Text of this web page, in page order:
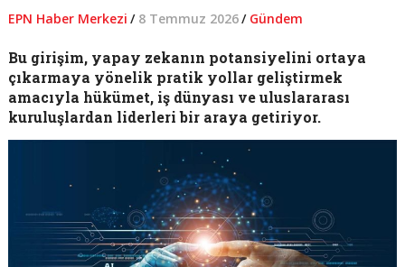
EPN Haber Merkezi / 8 Temmuz 2026/ Gündem
Bu girişim, yapay zekanın potansiyelini ortaya
çıkarmaya yönelik pratik yollar geliştirmek
amacıyla hükümet, iş dünyası ve uluslararası
kuruluşlardan liderleri bir araya getiriyor.